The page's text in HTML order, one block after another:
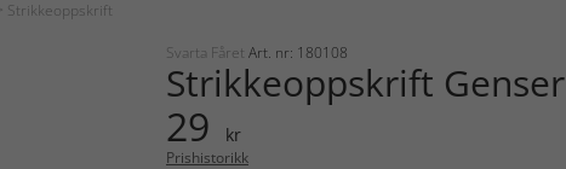
> Strikkeoppskrift
Svarta Fåret Art. nr: 180108
Strikkeoppskrift Genser
29 kr
Prishistorikk